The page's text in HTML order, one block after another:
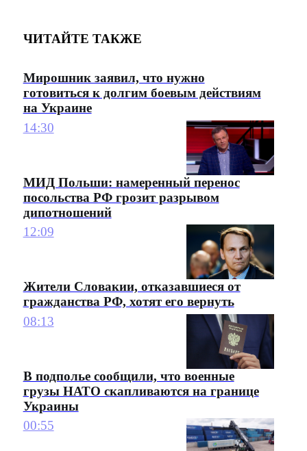
ЧИТАЙТЕ ТАКЖЕ
Мирошник заявил, что нужно
готовиться к долгим боевым действиям
на Украине
14:30
МИД Польши: намеренный перенос
посольства РФ грозит разрывом
дипотношений
12:09
Жители Словакии, отказавшиеся от
гражданства РФ, хотят его вернуть
08:13
В подполье сообщили, что военные
грузы НАТО скапливаются на границе
Украины
00:55